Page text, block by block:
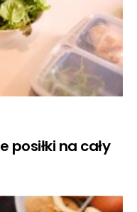
na cały